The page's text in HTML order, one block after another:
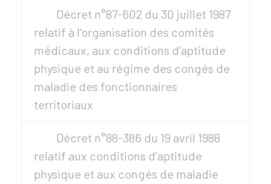
Décret n°87-602 du 30 juillet 1987
relatif à l'organisation des comités
médicaux, aux conditions d'aptitude
physique et au régime des congés de
maladie des fonctionnaires
territoriaux
Décret n°88-386 du 19 avril 1988
relatif aux conditions d'aptitude
physique et aux congés de maladie